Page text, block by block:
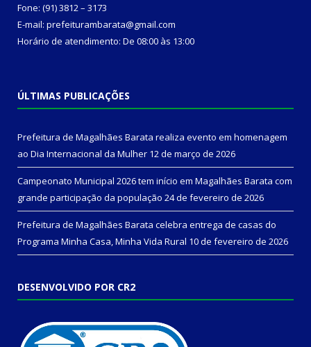
Fone: (91) 3812 – 3173
E-mail: prefeiturambarata@gmail.com
Horário de atendimento: De 08:00 às 13:00
ÚLTIMAS PUBLICAÇÕES
Prefeitura de Magalhães Barata realiza evento em homenagem
ao Dia Internacional da Mulher 12 de março de 2026
Campeonato Municipal 2026 tem início em Magalhães Barata com
grande participação da população 24 de fevereiro de 2026
Prefeitura de Magalhães Barata celebra entrega de casas do
Programa Minha Casa, Minha Vida Rural 10 de fevereiro de 2026
DESENVOLVIDO POR CR2